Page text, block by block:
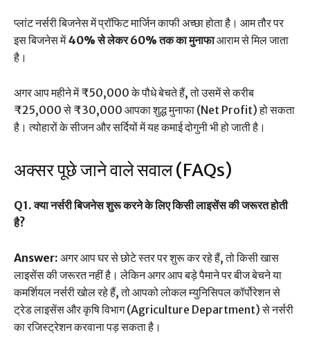
प्लांट नर्सरी बिजनेस में प्रॉफिट मार्जिन काफी अच्छा होता है। आम तौर पर
इस बिजनेस में40% से लेकर 60% तक का मुनाफाआराम से मिल जाता
है।
अगर आप महीने में ₹50,000 के पौधे बेचते हैं, तो उसमें से करीब
₹25,000 से ₹30,000 आपका शुद्ध मुनाफा (Net Profit) हो सकता
है। त्योहारों के सीजन और सर्दियों में यह कमाई दोगुनी भी हो जाती है।
अक्सर पूछे जाने वाले सवाल (FAQs)
Q1. क्या नर्सरी बिजनेस शुरू करने के लिए किसी लाइसेंस की जरूरत होती
है?
Answer: अगर आप घर से छोटे स्तर पर शुरू कर रहे हैं, तो किसी खास
लाइसेंस की जरूरत नहीं है। लेकिन अगर आप बड़े पैमाने पर बीज बेचने या
कमर्शियल नर्सरी खोल रहे हैं, तो आपको लोकल म्युनिसिपल कॉर्पोरेशन से
ट्रेड लाइसेंस और कृषि विभाग (Agriculture Department) से नर्सरी
का रजिस्ट्रेशन करवाना पड़ सकता है।